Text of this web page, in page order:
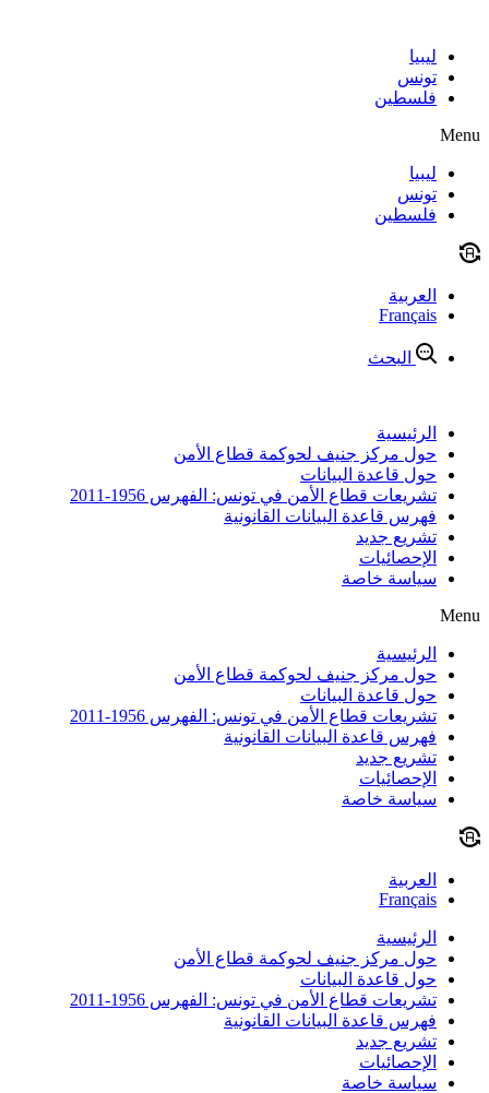
contentليبيا
تونس
فلسطين
Menu
ليبيا
تونس
فلسطين
العربية
Français
البحث
الرئيسية
حول مركز جنيف لحوكمة قطاع الأمن
حول قاعدة البيانات
تشريعات قطاع الأمن في تونس: الفهرس 1956-2011
فهرس قاعدة البيانات القانونية
تشريع جديد
الإحصائيات
سياسة خاصة
Menu
الرئيسية
حول مركز جنيف لحوكمة قطاع الأمن
حول قاعدة البيانات
تشريعات قطاع الأمن في تونس: الفهرس 1956-2011
فهرس قاعدة البيانات القانونية
تشريع جديد
الإحصائيات
سياسة خاصة
العربية
Français
الرئيسية
حول مركز جنيف لحوكمة قطاع الأمن
حول قاعدة البيانات
تشريعات قطاع الأمن في تونس: الفهرس 1956-2011
فهرس قاعدة البيانات القانونية
تشريع جديد
الإحصائيات
سياسة خاصة